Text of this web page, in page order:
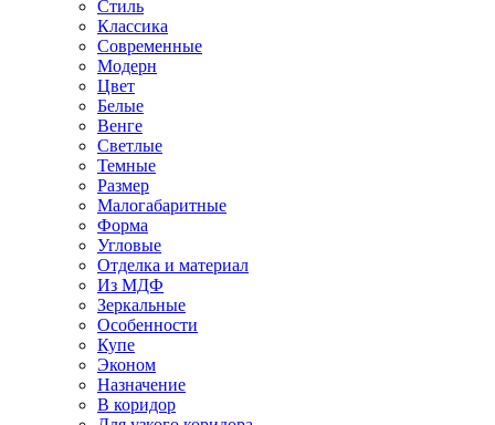
Стиль
Классика
Современные
Модерн
Цвет
Белые
Венге
Светлые
Темные
Размер
Малогабаритные
Форма
Угловые
Отделка и материал
Из МДФ
Зеркальные
Особенности
Купе
Эконом
Назначение
В коридор